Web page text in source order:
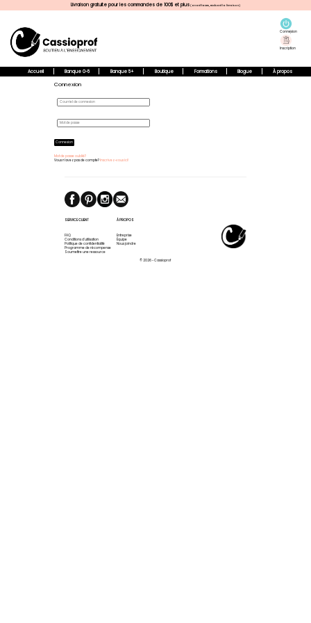
Livraison gratuite pour les commandes de 100$ et plus (avant taxes, excluant la livraison)
Connexion
Inscription
Accueil Banque 0-5 Banque 5+ Boutique Formations Blogue À propos
Connexion
Connexion
Mot de passe oublié?
Vous n'avez pas de compte? Inscrivez-vous ici!
SERVICE CLIENT
FAQ
Conditions d'utilisation
Politique de confidentialité
Programme de récompense
Soumettre une ressource
À PROPOS
Entreprise
Équipe
Nous joindre
© 2026 - Cassioprof